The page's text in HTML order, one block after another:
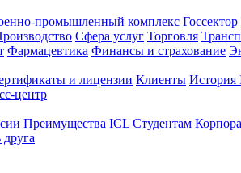
промышленный комплекс Госсектор
Сфера услуг Торговля
Фармацевтика Финансы и страхование
и лицензии Клиенты История
центр
Преимущества ICL Студентам